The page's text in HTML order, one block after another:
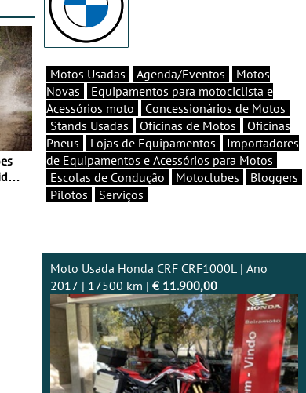
Motos Usadas Agenda/Eventos
Motos
Novas
Equipamentos para motociclista e
Acessórios moto
Concessionários de Motos
Stands Usadas
Oficinas de Motos
Oficinas
Pneus
Lojas de Equipamentos
Importadores
de Equipamentos e Acessórios para Motos
Escolas de Condução
Motoclubes
Bloggers
Pilotos
Serviços
Moto Usada Honda CRF CRF1000L | Ano
2017 | 17500 km | € 11.900,00